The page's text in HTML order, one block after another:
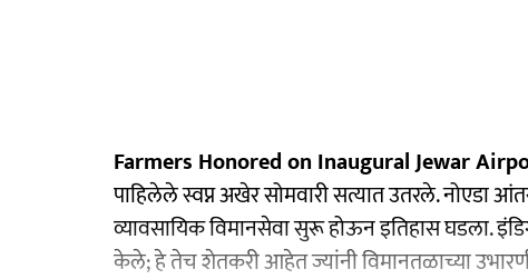
Farmers Honored on Inaugural Jewar
पाहिलेले स्वप्न अखेर सोमवारी सत्यात उतरले. नोएडा
व्यावसायिक विमानसेवा सुरू होऊन इतिहास घडला.
केले; हे तेच शेतकरी आहेत ज्यांनी विमानतळाच्या